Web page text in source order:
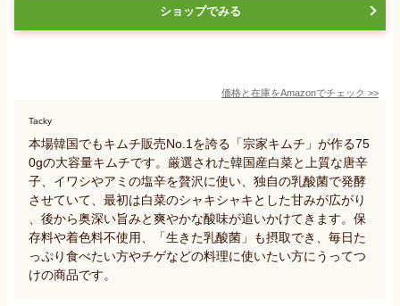
ショップでみる
価格と在庫をAmazonでチェック >>
Tacky
本場韓国でもキムチ販売No.1を誇る「宗家キムチ」が作る75
0gの大容量キムチです。厳選された韓国産白菜と上質な唐辛
子、イワシやアミの塩辛を贅沢に使い、独自の乳酸菌で発酵
させていて、最初は白菜のシャキシャキとした甘みが広がり
、後から奥深い旨みと爽やかな酸味が追いかけてきます。保
存料や着色料不使用、「生きた乳酸菌」も摂取でき、毎日た
っぷり食べたい方やチゲなどの料理に使いたい方にうってつ
けの商品です。